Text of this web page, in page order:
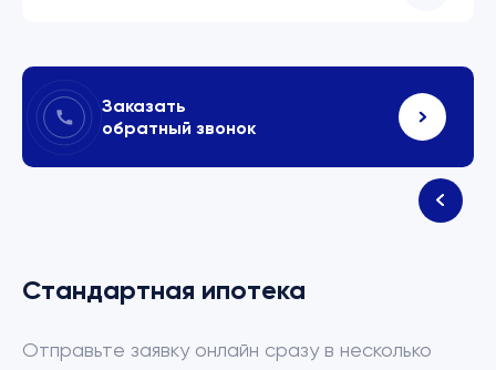
Заказать
обратный звонок
Стандартная ипотека
Отправьте заявку онлайн сразу в несколько